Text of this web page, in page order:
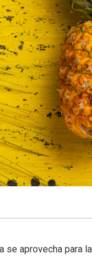
se aprovecha para